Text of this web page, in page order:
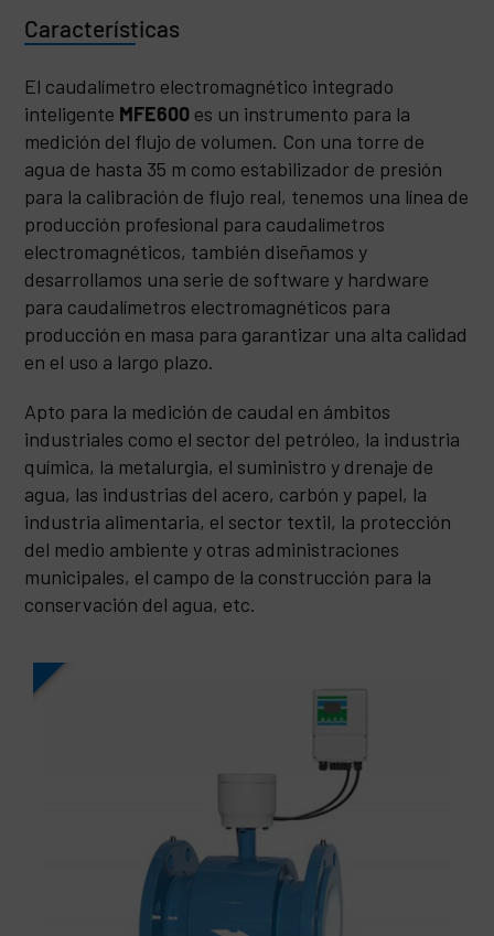
Características
El caudalímetro electromagnético integrado
inteligente MFE600 es un instrumento para la
medición del flujo de volumen. Con una torre de
agua de hasta 35 m como estabilizador de presión
para la calibración de flujo real, tenemos una línea de
producción profesional para caudalímetros
electromagnéticos, también diseñamos y
desarrollamos una serie de software y hardware
para caudalímetros electromagnéticos para
producción en masa para garantizar una alta calidad
en el uso a largo plazo.
Apto para la medición de caudal en ámbitos
industriales como el sector del petróleo, la industria
química, la metalurgia, el suministro y drenaje de
agua, las industrias del acero, carbón y papel, la
industria alimentaria, el sector textil, la protección
del medio ambiente y otras administraciones
municipales, el campo de la construcción para la
conservación del agua, etc.